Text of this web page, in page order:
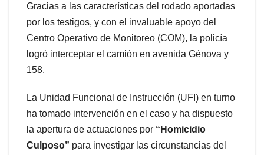
Gracias a las características del rodado aportadas
por los testigos, y con el invaluable apoyo del
Centro Operativo de Monitoreo (COM), la policía
logró interceptar el camión en avenida Génova y
158.
La Unidad Funcional de Instrucción (UFI) en turno
ha tomado intervención en el caso y ha dispuesto
la apertura de actuaciones por “Homicidio
Culposo” para investigar las circunstancias del